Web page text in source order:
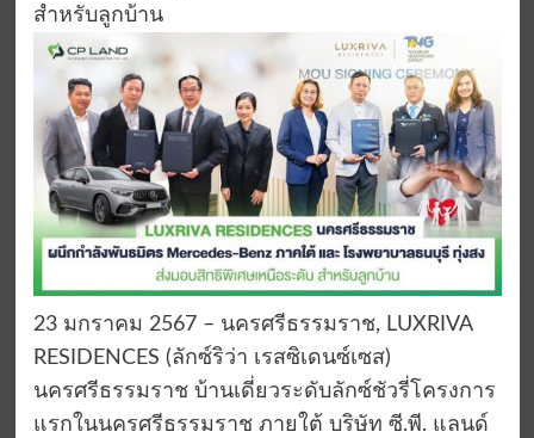
สำหรับลูกบ้าน
23 มกราคม 2567 – นครศรีธรรมราช, LUXRIVA
RESIDENCES (ลักซ์ริว่า เรสซิเดนซ์เซส)
นครศรีธรรมราช บ้านเดี่ยวระดับลักซ์ชัวรี่โครงการ
แรกในนครศรีธรรมราช ภายใต้ บริษัท ซี.พี. แลนด์